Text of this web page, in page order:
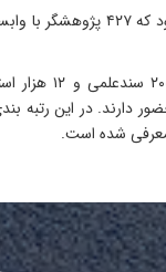
در این لیست که در ۲۲ حوزه موضوعی علوم معرفی شده